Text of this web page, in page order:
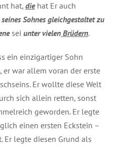
hat,diehat Er auch
Sohnes gleichgestaltet zu
sei unter vielen Brüdern.
ein einzigartiger Sohn
er war allem voran der erste
Er wollte diese Welt
sich allein retten, sonst
geworden. Er legte
einen ersten Eckstein –
Er legte diesen Grund als